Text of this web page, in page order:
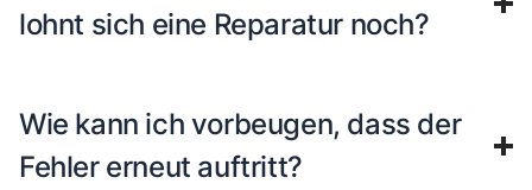
lohnt sich eine Reparatur noch?
Wie kann ich vorbeugen, dass der
Fehler erneut auftritt?